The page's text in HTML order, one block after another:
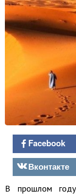
Facebook
Вконтакте
В прошлом